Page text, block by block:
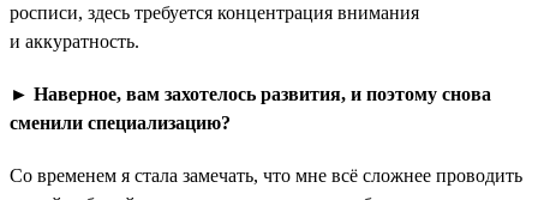
росписи, здесь требуется концентрация внимания
и аккуратность.
► Наверное, вам захотелось развития, и поэтому снова
сменили специализацию?
Со временем я стала замечать, что мне всё сложнее проводить